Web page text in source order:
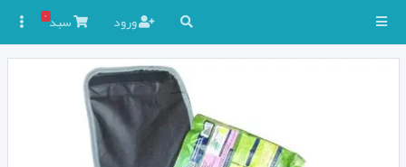
ورود سبد۰